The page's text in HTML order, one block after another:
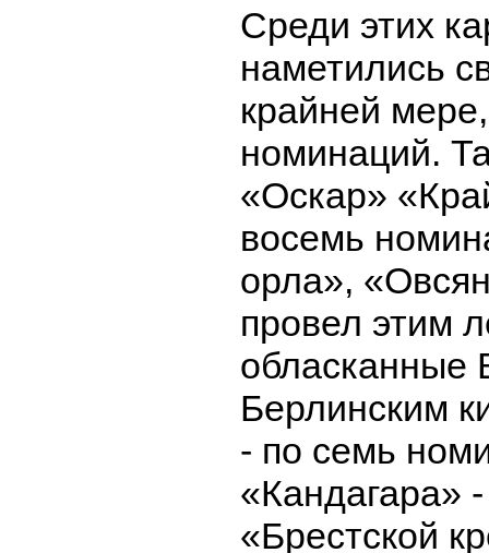
Среди этих
наметились
крайней
номинаций.
«Оскар»
восемь
орла»,
провел этим
обласканные
Берлинским
- по семь
«Кандагара»
«Брестской